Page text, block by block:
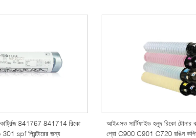
কার্ট্রিজ 841767 841714 রিকো
spf প্রিন্টারের জন্য
আইএসও সার্টিফাইড হলুদ রিকো টোনার
প্রো C900 C901 C720 রঙিন